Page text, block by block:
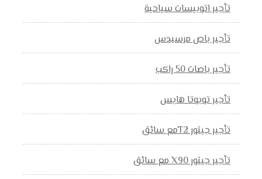
تأجير اتوبيسات سياحية
تأجير باص مرسيدس
تأجير باصات 50 راكب
تأجير تويوتا هايس
تأجير جيتور T2مع سائق
تأجير جيتور X90 مع سائق